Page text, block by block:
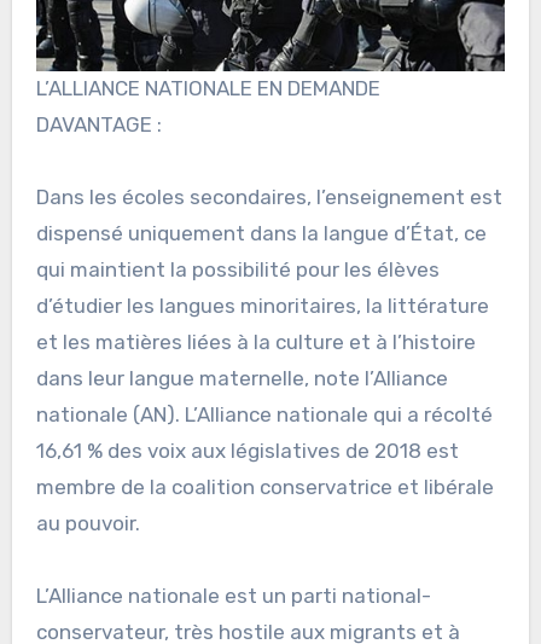
L’ALLIANCE NATIONALE EN DEMANDE
DAVANTAGE :
Dans les écoles secondaires, l’enseignement est
dispensé uniquement dans la langue d’État, ce
qui maintient la possibilité pour les élèves
d’étudier les langues minoritaires, la littérature
et les matières liées à la culture et à l’histoire
dans leur langue maternelle, note l’Alliance
nationale (AN). L’Alliance nationale qui a récolté
16,61 % des voix aux législatives de 2018 est
membre de la coalition conservatrice et libérale
au pouvoir.
L’Alliance nationale est un parti national-
conservateur, très hostile aux migrants et à